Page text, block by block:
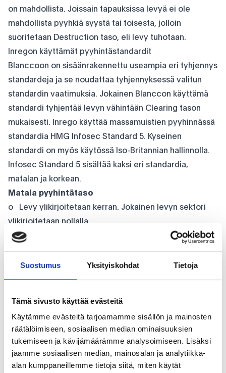
Suostumus Yksityiskohdat Tietoja
Tämä sivusto käyttää evästeitä
Käytämme evästeitä tarjoamamme sisällön ja mainosten
räätälöimiseen, sosiaalisen median ominaisuuksien
tukemiseen ja kävijämäärämme analysoimiseen. Lisäksi
jaamme sosiaalisen median, mainosalan ja analytiikka-
alan kumppaneillemme tietoja siitä, miten käytät
on mahdollista. Joissain tapauksissa levyä ei ole
mahdollista pyyhkiä syystä tai toisesta, jolloin
suoritetaan Destruction taso, eli levy tuhotaan.
Inregon käyttämät pyyhintästandardit
Blanccoon on sisäänrakennettu useampia eri tyhjennys
standardeja ja se noudattaa tyhjennyksessä valitun
standardin vaatimuksia. Jokainen Blanccon käyttämä
standardi tyhjentää levyn vähintään Clearing tason
mukaisesti. Inrego käyttää massamuistien pyyhinnässä
standardia HMG Infosec Standard 5. Kyseinen
standardi on myös käytössä Iso-Britannian hallinnolla.
Infosec Standard 5 sisältää kaksi eri standardia,
matalan ja korkean.
Matala pyyhintätaso
o Levy ylikirjoitetaan kerran. Jokainen levyn sektori
ylikirjoitetaan nollalla.
Korkea pyyhintätaso
o Ylikirjoittaa levyn kolme kertaa. Jokainen sektori
ylikirjoitetaan ensin ykkösellä, sitten nollalla ja lopuksi
satunnaisesti luotuna, ykkösillä ja nollilla.
Purge tason ylikirjoituksen perinteisissä HDD levyissä,
ja Clearing tason tyhjennyksen SSD levyissä. SSD
levyihin Inrego kuitenkin käyttää Blanccon omaa
patentoitua SSD Erasure standardia, jotta myös SSD
levyihin on mahdollista toteuttaa Purge tason pyyhintä.